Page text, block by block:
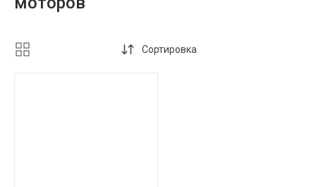
Сортировка